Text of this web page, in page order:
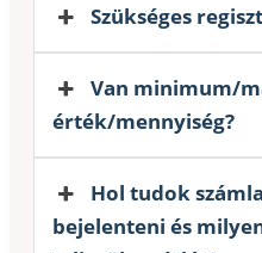
Szükséges
Van minimum/
érték/mennyiség?
Hol tudok
bejelenteni és